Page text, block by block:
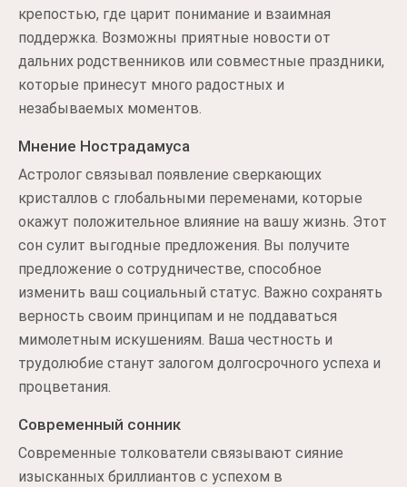
крепостью, где царит понимание и взаимная
поддержка. Возможны приятные новости от
дальних родственников или совместные праздники,
которые принесут много радостных и
незабываемых моментов.
Мнение Нострадамуса
Астролог связывал появление сверкающих
кристаллов с глобальными переменами, которые
окажут положительное влияние на вашу жизнь. Этот
сон сулит выгодные предложения. Вы получите
предложение о сотрудничестве, способное
изменить ваш социальный статус. Важно сохранять
верность своим принципам и не поддаваться
мимолетным искушениям. Ваша честность и
трудолюбие станут залогом долгосрочного успеха и
процветания.
Современный сонник
Современные толкователи связывают сияние
изысканных бриллиантов с успехом в